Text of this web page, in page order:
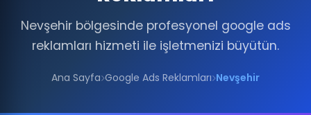
Nevşehir bölgesinde profesyonel google ads
reklamları hizmeti ile işletmenizi büyütün.
Ana Sayfa Google Ads Reklamları Nevşehir